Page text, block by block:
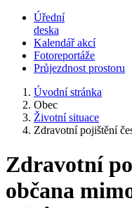
Úřední
deska
Kalendář akcí
Fotoreportáže
Průjezdnost prostoru
Úvodní stránka
Obec
Životní situace
Zdravotní pojištění
Zdravotní
občana